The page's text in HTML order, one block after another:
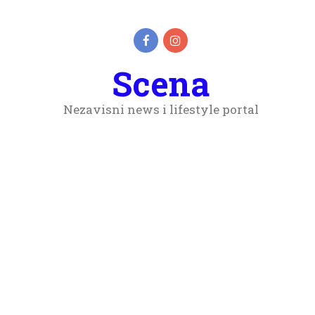
Scena
Nezavisni news i lifestyle portal